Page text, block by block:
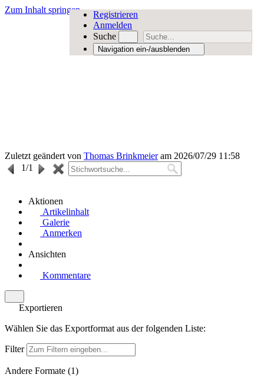
Zum Inhalt springen
Registrieren
Anmelden
Suche
Navigation ein-/ausblenden
Zuletzt geändert von Thomas Brinkmeieram 2026/07/29 11:58
1/1
Aktionen
Artikelinhalt
Galerie
Anmerken
Ansichten
Kommentare
Exportieren
Wählen Sie das Exportformat aus der folgenden Liste:
Filter
Andere Formate (1)